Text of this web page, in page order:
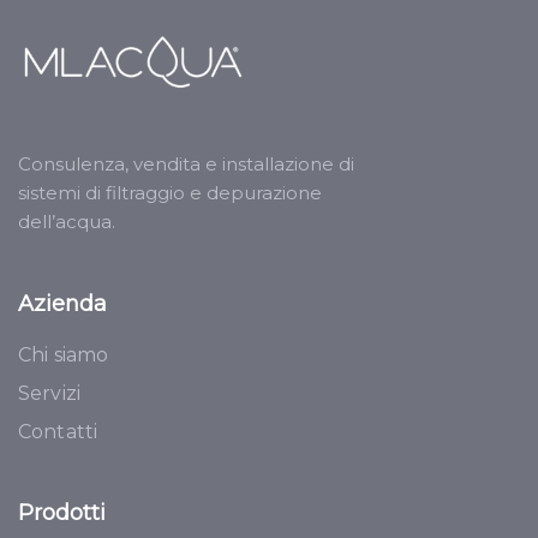
Consulenza, vendita e installazione di
sistemi di filtraggio e depurazione
dell’acqua.
Azienda
Chi siamo
Servizi
Contatti
Prodotti